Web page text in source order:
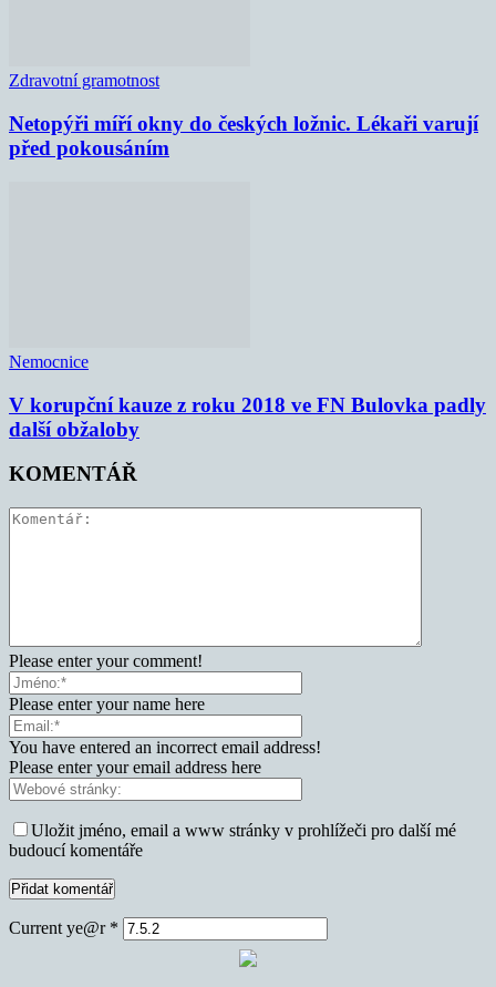
Zdravotní gramotnost
Netopýři míří okny do českých ložnic. Lékaři varují
před pokousáním
Nemocnice
V korupční kauze z roku 2018 ve FN Bulovka padly
další obžaloby
KOMENTÁŘ
Please enter your comment!
Please enter your name here
You have entered an incorrect email address!
Please enter your email address here
Uložit jméno, email a www stránky v prohlížeči pro další mé
budoucí komentáře
Current ye@r *